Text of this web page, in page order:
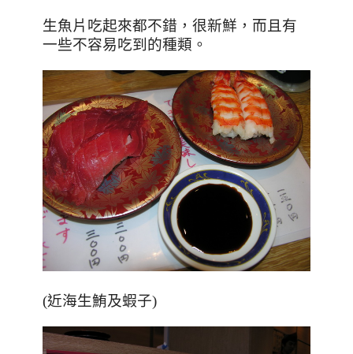
生魚片吃起來都不錯，很新鮮，而且有
一些不容易吃到的種類。
(近海生鮪及蝦子)